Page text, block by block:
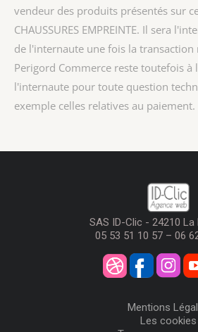
vendeur des produits présentés sur
CHAUSSURES EMPREINTE. Il sera
de l'internaute une fois la transaction
Perigord Commerce reste toutefois à
l'internaute pour toute question
exemple celles relatives au paiement.
SAS ID-Clic - 24210 La
05 53 51 10 57 – 06
Mentions
Les cookies